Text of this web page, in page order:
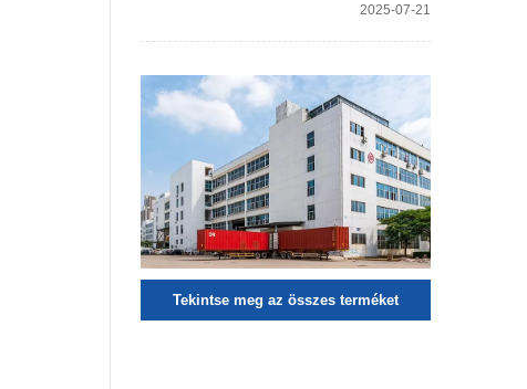
2025-07-21
Tekintse meg az összes terméket